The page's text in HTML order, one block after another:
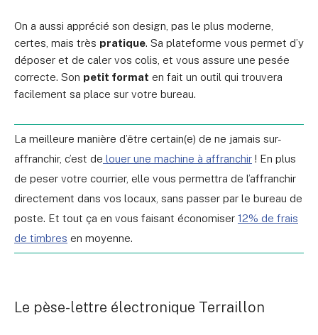
On a aussi apprécié son design, pas le plus moderne,
certes, mais très pratique. Sa plateforme vous permet d’y
déposer et de caler vos colis, et vous assure une pesée
correcte. Son petit format en fait un outil qui trouvera
facilement sa place sur votre bureau.
La meilleure manière d’être certain(e) de ne jamais sur-
affranchir, c’est de louer une machine à affranchir ! En plus
de peser votre courrier, elle vous permettra de l’affranchir
directement dans vos locaux, sans passer par le bureau de
poste. Et tout ça en vous faisant économiser 12% de frais
de timbres en moyenne.
Le pèse-lettre électronique Terraillon